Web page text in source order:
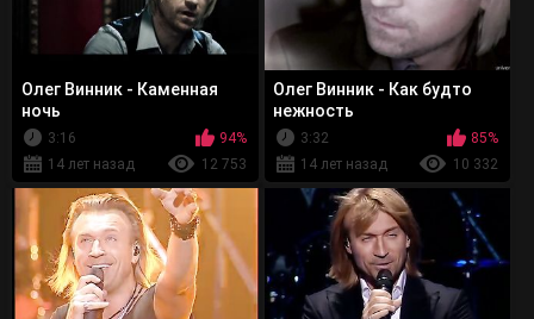
Олег Винник - Каменная
ночь
3:16
94%
14 лет назад
12 753
Олег Винник - Как будто
нежность
3:32
85%
14 лет назад
10 332